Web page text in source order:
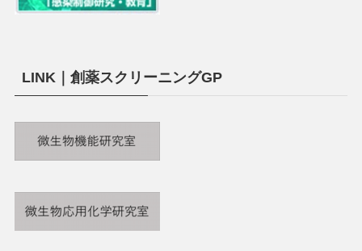
LINK｜創薬スクリーニングGP